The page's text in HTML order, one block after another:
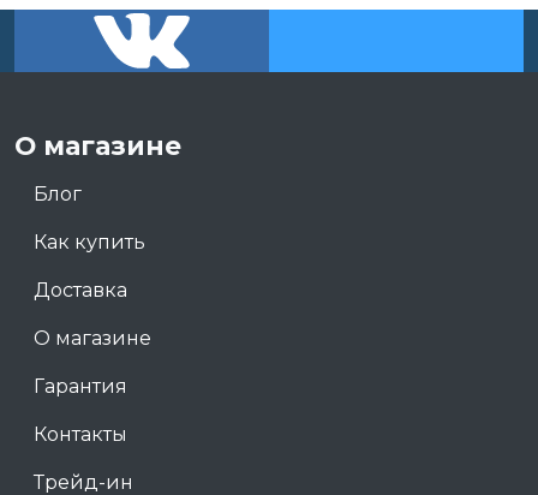
О магазине
Блог
Как купить
Доставка
О магазине
Гарантия
Контакты
Трейд-ин